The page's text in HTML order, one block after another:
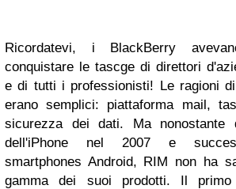
Ricordatevi, i BlackBerry
conquistare le tascge di direttori
e di tutti i professionisti! Le ragioni
erano semplici: piattaforma mail,
sicurezza dei dati. Ma nonostante
dell'iPhone nel 2007 e
smartphones Android, RIM non ha
gamma dei suoi prodotti. Il primo